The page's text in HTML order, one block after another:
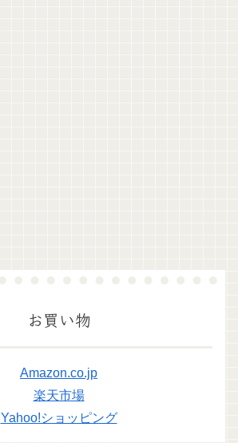
お買い物
Amazon.co.jp
楽天市場
Yahoo!ショッピング